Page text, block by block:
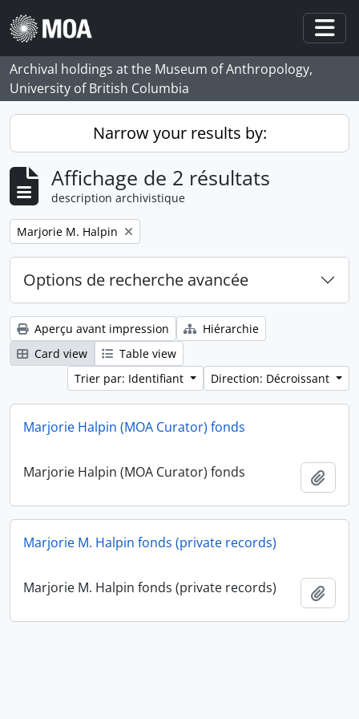
Skip to main content
Archival holdings at the Museum of Anthropology,
University of British Columbia
Narrow your results by:
Affichage de 2 résultats
description archivistique
Remove filter:
Marjorie M. Halpin
Options de recherche avancée
Aperçu avant impression
Hiérarchie
Card view
Table view
Trier par: Identifiant
Direction: Décroissant
Marjorie Halpin (MOA Curator) fonds
Marjorie Halpin (MOA Curator) fonds
Marjorie M. Halpin fonds (private records)
Marjorie M. Halpin fonds (private records)